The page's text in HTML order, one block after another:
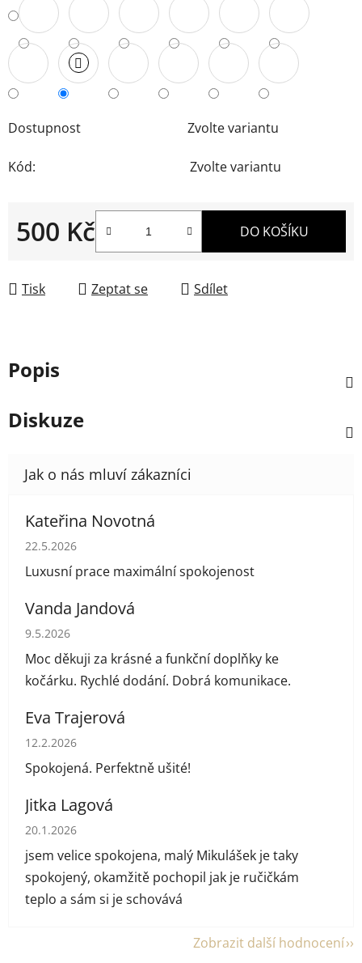
Dostupnost Zvolte variantu
Kód: Zvolte variantu
500 Kč DO KOŠÍKU
Tisk Zeptat se Sdílet
Popis
Diskuze
Kateřina Novotná
Hodnocení obchodu je 5 z 5 hvězdiček.
22.5.2026
Luxusní prace maximální spokojenost
Vanda Jandová
Hodnocení obchodu je 5 z 5 hvězdiček.
9.5.2026
Moc děkuji za krásné a funkční doplňky ke
kočárku. Rychlé dodání. Dobrá komunikace.
Eva Trajerová
Hodnocení obchodu je 5 z 5 hvězdiček.
12.2.2026
Spokojená. Perfektně ušité!
Jitka Lagová
Hodnocení obchodu je 5 z 5 hvězdiček.
20.1.2026
jsem velice spokojena, malý Mikulášek je taky
spokojený, okamžitě pochopil jak je ručičkám
teplo a sám si je schovává
Zobrazit další hodnocení